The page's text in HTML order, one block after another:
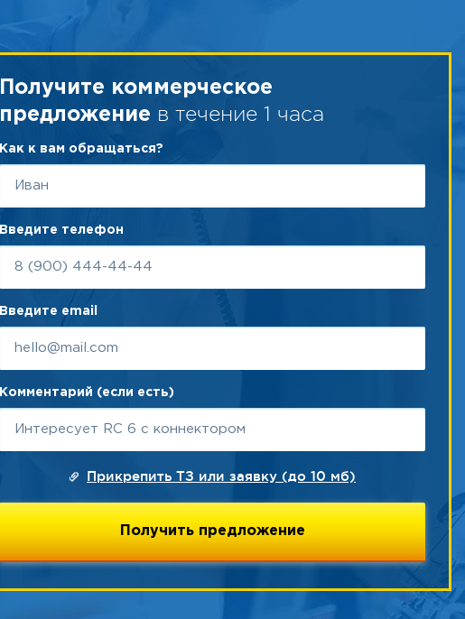
Получите коммерческое
предложение в течение 1 часа
Как к вам обращаться?
Введите телефон
Введите email
Комментарий (если есть)
Прикрепить ТЗ или заявку (до 10 мб)